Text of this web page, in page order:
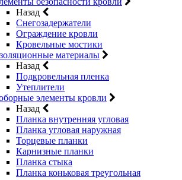
Назад
Снегозадержатели
Ограждение кровли
Кровельные мостики
материалы
Назад
Подкровельная пленка
Утеплители
элементы кровли
Назад
Планка внутренняя угловая
Планка угловая наружная
Торцевые планки
Карнизные планки
Планка стыка
Планка коньковая треугольная